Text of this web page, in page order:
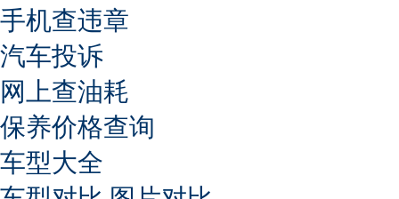
手机查违章
汽车投诉
网上查油耗
保养价格查询
车型大全